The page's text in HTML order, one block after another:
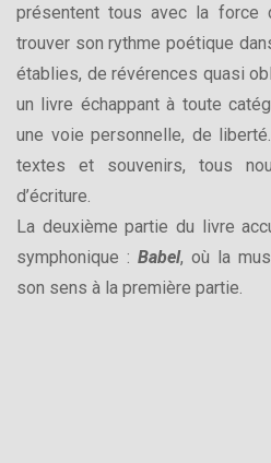
présentent tous avec la force
trouver son rythme poétique
établies, de révérences quasi
un livre échappant à toute
une voie personnelle, de
textes et souvenirs, tous
d’écriture.
La deuxième partie du livre
symphonique : Babel, où la
son sens à la première partie.